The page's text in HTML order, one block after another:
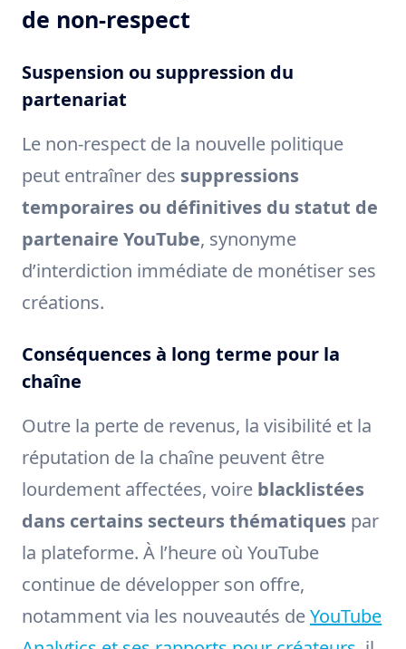
de non-respect
Suspension ou suppression du
partenariat
Le non-respect de la nouvelle politique
peut entraîner des suppressions
temporaires ou définitives du statut de
partenaire YouTube, synonyme
d’interdiction immédiate de monétiser ses
créations.
Conséquences à long terme pour la
chaîne
Outre la perte de revenus, la visibilité et la
réputation de la chaîne peuvent être
lourdement affectées, voire blacklistées
dans certains secteurs thématiques par
la plateforme. À l’heure où YouTube
continue de développer son offre,
notamment via les nouveautés deYouTube